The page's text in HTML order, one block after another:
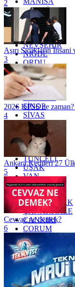
MARDİN
MERSİN
MUĞLA
MUŞ
NEVŞEHİR
NİĞDE
ORDU
OSMANİYE
RİZE
SAKARYA
SAMSUN
SİNOP
SİVAS
SİİRT
TEKİRDAĞ
TOKAT
TRABZON
TUNCELİ
UŞAK
VAN
YALOVA
YOZGAT
ZONGULDAK
ÇANAKKALE
ÇANKIRI
ÇORUM
İSTANBUL
İZMİR
ŞANLIURFA
ŞIRNAK
2
Aşırı Sıcakların
3
2026 KPSS ne
4
Ankara Kedileri 27
5
Cevvaz ne demek?
6